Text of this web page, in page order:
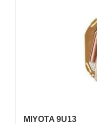
MIYOTA 9U13